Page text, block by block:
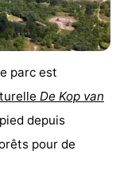
parc est
De Kop van
depuis
pour de